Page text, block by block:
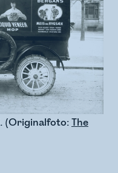
(Originalfoto:The